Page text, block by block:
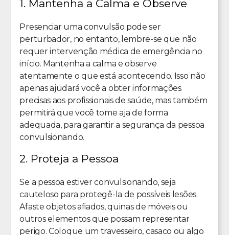
1. Mantenha a Calma e Observe
Presenciar uma convulsão pode ser
perturbador, no entanto, lembre-se que não
requer intervenção médica de emergência no
início. Mantenha a calma e observe
atentamente o que está acontecendo. Isso não
apenas ajudará você a obter informações
precisas aos profissionais de saúde, mas também
permitirá que você tome aja de forma
adequada, para garantir a segurança da pessoa
convulsionando.
2. Proteja a Pessoa
Se a pessoa estiver convulsionando, seja
cauteloso para protegê-la de possíveis lesões.
Afaste objetos afiados, quinas de móveis ou
outros elementos que possam representar
perigo. Coloque um travesseiro, casaco ou algo